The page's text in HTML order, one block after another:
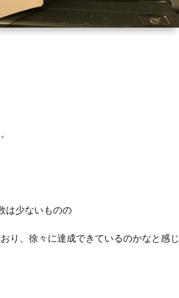
は少ないものの
り、徐々に達成できているのかなと感じ